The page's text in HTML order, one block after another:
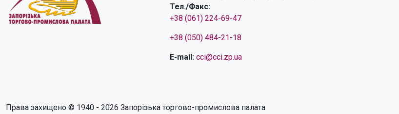
Тел./Факс:
+38 (061) 224-69-47
+38 (050) 484-21-18
E-mail: cci@cci.zp.ua
Права захищено © 1940 - 2026 Запорізька торгово-промислова палата